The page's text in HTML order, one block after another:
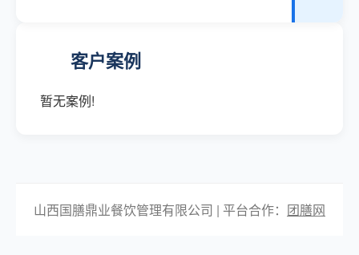
客户案例
暂无案例!
山西国膳鼎业餐饮管理有限公司 | 平台合作： 团膳网